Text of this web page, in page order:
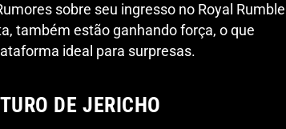
sobre seu ingresso no Royal Rumble
também estão ganhando força, o que
ideal para surpresas.
DE JERICHO